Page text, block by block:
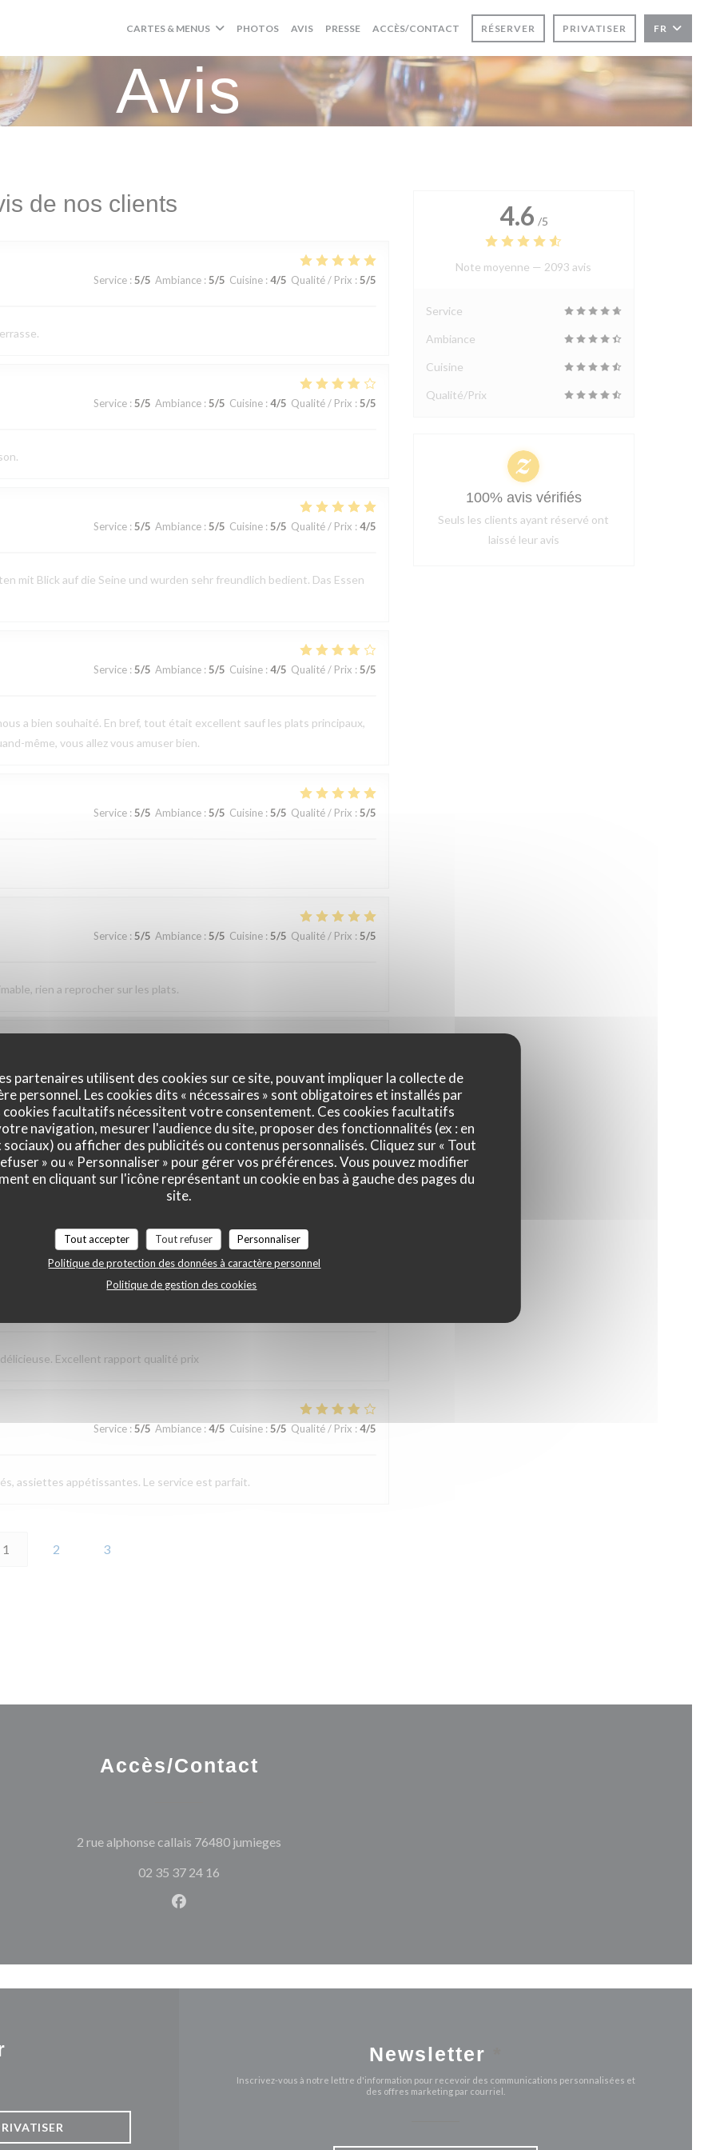
partenaires utilisent des cookies sur ce site, pouvant impliquer la collecte de
personnel. Les cookies dits « nécessaires » sont obligatoires et installés par
facultatifs nécessitent votre consentement. Ces cookies facultatifs
navigation, mesurer l'audience du site, proposer des fonctionnalités (ex : en
sociaux) ou afficher des publicités ou contenus personnalisés. Cliquez sur « Tout
» ou « Personnaliser » pour gérer vos préférences. Vous pouvez modifier
en cliquant sur l'icône représentant un cookie en bas à gauche des pages du
site.
Tout accepter Tout refuser
Personnaliser
Politique de protection des données à caractère personnel
Politique de gestion des cookies
CARTES & MENUS PHOTOS AVIS PRESSE ACCÈS/CONTACT RÉSERVER PRIVATISER FR
Avis
de nos clients
Service: 5/5 Ambiance: 5/5 Cuisine: 4/5 Qualité / Prix : 5/5
Service: 5/5 Ambiance: 5/5 Cuisine: 4/5 Qualité / Prix : 5/5
Service: 5/5 Ambiance: 5/5 Cuisine: 5/5 Qualité / Prix : 4/5
mit Blick auf die Seine und wurden sehr freundlich bedient. Das Essen
Service: 5/5 Ambiance: 5/5 Cuisine: 4/5 Qualité / Prix : 5/5
a bien souhaité. En bref, tout était excellent sauf les plats principaux,
même, vous allez vous amuser bien.
Service: 5/5 Ambiance: 5/5 Cuisine: 5/5 Qualité / Prix : 5/5
Service: 5/5 Ambiance: 5/5 Cuisine: 5/5 Qualité / Prix : 5/5
rien a reprocher sur les plats.
au top. Lo
Service :4/5 Ambiance: 4/5 Cuisine:4/5 Qualité / Prix : 5/5
Nettes freundliches Personal Wir kommen gerne wieder
Excellent rapport qualité prix
Service: 5/5 Ambiance: 4/5 Cuisine: 5/5 Qualité / Prix : 4/5
assiettes appétissantes. Le service est parfait.
1 2 3
4.6 /5
Note moyenne — 2093 avis
Service
Ambiance
Cuisine
Qualité/Prix
100% avis vérifiés
Seuls les clients ayant réservé ont
laissé leur avis
Accès/Contact
2 rue alphonse callais 76480 jumieges
02 35 37 24 16
Facebook ((ouvre une nouvelle fenêtre))
Newsletter
Inscrivez-vous à notre lettre d'information pour recevoir des communications personnalisées et
des offres marketing par courriel.